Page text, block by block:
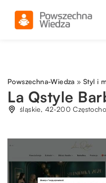
Powszechna-Wiedza »Styl i
La Qstyle
śląskie, 42-200